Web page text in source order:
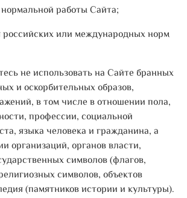
работы Сайта;
российских или международных норм
не использовать на Сайте бранных
и оскорбительных образов,
в том числе в отношении пола,
профессии, социальной
языка человека и гражданина, а
организаций, органов власти,
символов (флагов,
символов, объектов
(памятников истории и культуры).